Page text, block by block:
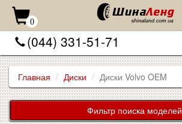
0
(044) 331-51-71
Главная Диски Диски Volvo OEM
Фильтр поиска моделей